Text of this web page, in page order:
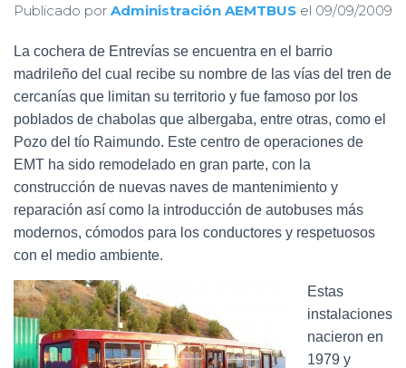
Publicado por Administración AEMTBUS el 09/09/2009
La cochera de Entrevías se encuentra en el barrio
madrileño del cual recibe su nombre de las vías del tren de
cercanías que limitan su territorio y fue famoso por los
poblados de chabolas que albergaba, entre otras, como el
Pozo del tío Raimundo. Este centro de operaciones de
EMT ha sido remodelado en gran parte, con la
construcción de nuevas naves de mantenimiento y
reparación así como la introducción de autobuses más
modernos, cómodos para los conductores y respetuosos
con el medio ambiente.
Estas
instalaciones
nacieron en
1979 y